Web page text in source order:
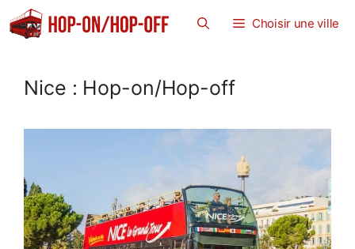
Aller
au
Choisir une ville
Nice : Hop-on/Hop-off